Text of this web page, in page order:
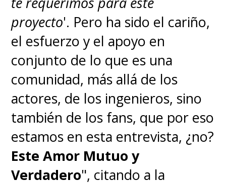
proyecto'. Pero ha sido el cariño,
el esfuerzo y el apoyo en
conjunto de lo que es una
comunidad, más allá de los
actores, de los ingenieros, sino
también de los fans, que por eso
estamos en esta entrevista, ¿no?
Este Amor Mutuo y
Verdadero", citando a la